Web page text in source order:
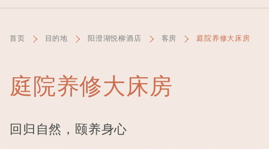
首页 目的地 阳澄湖悦柳酒店 客房 庭院养修大床房
庭院养修大床房
回归自然，颐养身心